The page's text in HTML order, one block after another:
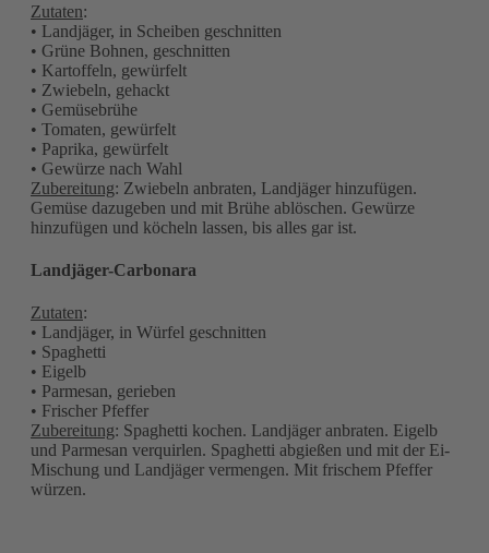
Zutaten:
• Landjäger, in Scheiben geschnitten
• Grüne Bohnen, geschnitten
• Kartoffeln, gewürfelt
• Zwiebeln, gehackt
• Gemüsebrühe
• Tomaten, gewürfelt
• Paprika, gewürfelt
• Gewürze nach Wahl
Zubereitung: Zwiebeln anbraten, Landjäger hinzufügen.
Gemüse dazugeben und mit Brühe ablöschen. Gewürze
hinzufügen und köcheln lassen, bis alles gar ist.
Landjäger-Carbonara
Zutaten:
• Landjäger, in Würfel geschnitten
• Spaghetti
• Eigelb
• Parmesan, gerieben
• Frischer Pfeffer
Zubereitung: Spaghetti kochen. Landjäger anbraten. Eigelb
und Parmesan verquirlen. Spaghetti abgießen und mit der Ei-
Mischung und Landjäger vermengen. Mit frischem Pfeffer
würzen.